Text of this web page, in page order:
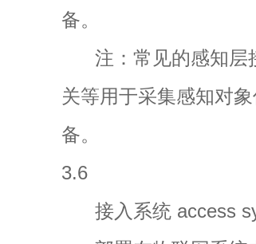
备。
注：常见的感知层
关等用于采集感知对
备。
3.6
接入系统 access